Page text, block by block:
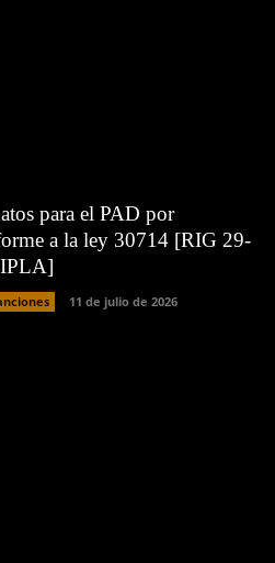
para el PAD por
a la ley 30714 [RIG 29-
11 de julio de 2026